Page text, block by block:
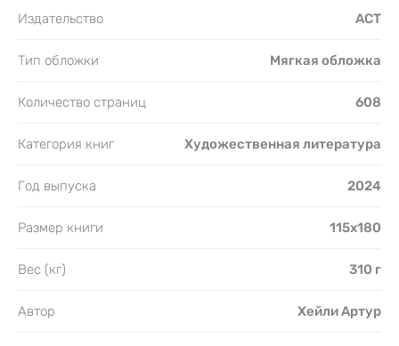
Издательство АСТ
Тип обложки Мягкая обложка
Количество страниц 608
Категория книг Художественная литература
Год выпуска 2024
Размер книги 115х180
Вес (кг) 310 г
Автор Хейли Артур